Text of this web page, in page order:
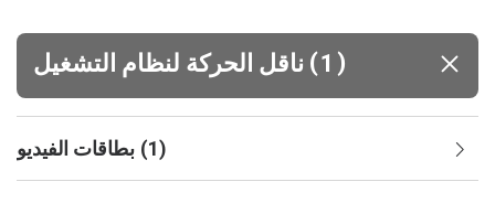
(1 )
بطاقات الفيديو (1)